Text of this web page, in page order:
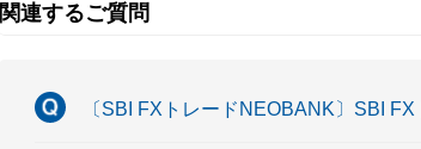
関連するご質問
〔SBI FXトレードNEOBANK〕SBI